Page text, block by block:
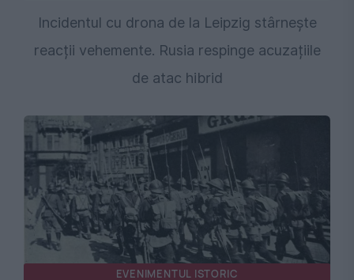
Incidentul cu drona de la Leipzig stârnește
reacții vehemente. Rusia respinge acuzațiile
de atac hibrid
EVENIMENTUL ISTORIC